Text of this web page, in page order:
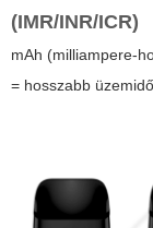
(IMR/INR/ICR)
mAh (milliampere-
= hosszabb